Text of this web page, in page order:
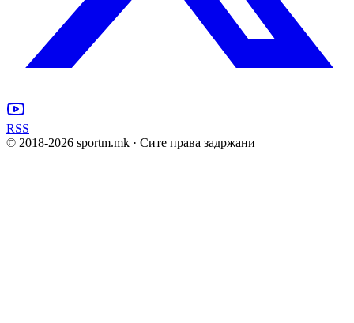
RSS
© 2018-2026 sportm.mk · Сите права задржани